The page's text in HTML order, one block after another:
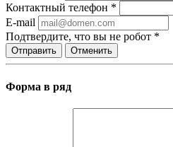
Контактный телефон *
E-mail
Подтвердите, что вы не робот *
Отправить Отменить
Форма в ряд